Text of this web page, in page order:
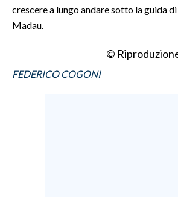
INSULARITÀ
ANNUNCI
crescere a lungo andare sotto la guida
Madau.
©
FEDERICO COGONI